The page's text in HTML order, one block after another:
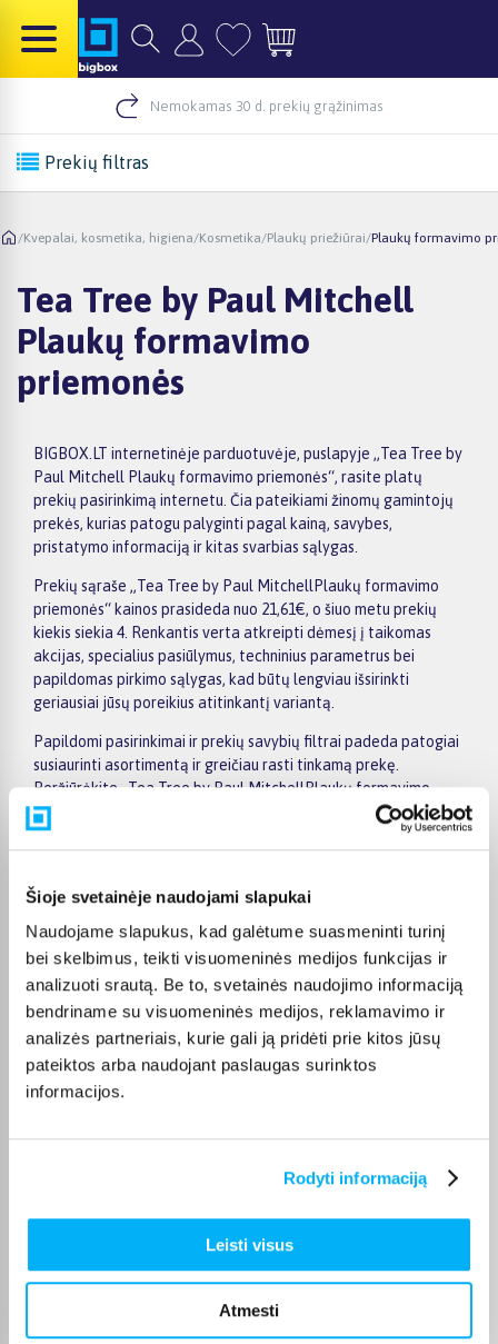
Šioje svetainėje naudojami slapukai
Naudojame slapukus, kad galėtume suasmeninti turinį
bei skelbimus, teikti visuomeninės medijos funkcijas ir
analizuoti srautą. Be to, svetainės naudojimo informaciją
bendriname su visuomeninės medijos, reklamavimo ir
analizės partneriais, kurie gali ją pridėti prie kitos jūsų
pateiktos arba naudojant paslaugas surinktos
informacijos.
Rodyti informaciją
Leisti visus
Atmesti
Nemokamas 30 d. prekių grąžinimas
Prekių filtras
/Kvepalai, kosmetika, higiena/Kosmetika/Plaukų priežiūrai/Plaukų formavimo
Tea Tree by Paul Mitchell
Plaukų formavimo
priemonės
BIGBOX.LT internetinėje parduotuvėje, puslapyje „Tea Tree by
Paul Mitchell Plaukų formavimo priemonės“, rasite platų
prekių pasirinkimą internetu. Čia pateikiami žinomų gamintojų
prekės, kurias patogu palyginti pagal kainą, savybes,
pristatymo informaciją ir kitas svarbias sąlygas.
Prekių sąraše „Tea Tree by Paul MitchellPlaukų formavimo
priemonės“ kainos prasideda nuo 21,61€, o šiuo metu prekių
kiekis siekia 4. Renkantis verta atkreipti dėmesį į taikomas
akcijas, specialius pasiūlymus, techninius parametrus bei
papildomas pirkimo sąlygas, kad būtų lengviau išsirinkti
geriausiai jūsų poreikius atitinkantį variantą.
Papildomi pasirinkimai ir prekių savybių filtrai padeda patogiai
susiaurinti asortimentą ir greičiau rasti tinkamą prekę.
Peržiūrėkite „Tea Tree by Paul MitchellPlaukų formavimo
priemonės“ pasiūlymus BIGBOX.LT, palyginkite prekes ir pirkite
internetu patogiai. Pasirinktą prekę pristatysime per jos
Pirkėjų atsiliepimai apie prekes
Laura J.
Patvirtintas pirkėjas
Kokie Tea Tree by Paul Mitchell Plaukų
formavimo priemonės kategorijoje esantys
produktai šiuo metu populiariausi?